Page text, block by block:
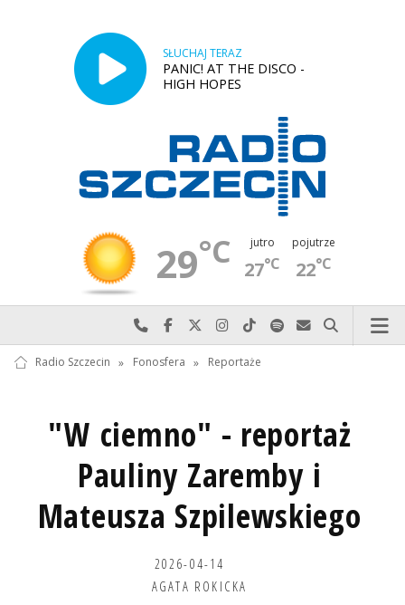
SŁUCHAJ TERAZ
PANIC! AT THE DISCO -
HIGH HOPES
29°C jutro
27°C
pojutrze
22°C
Najlepiej po prostu do nas zadzwoń
Odwiedź nas na Facebook-u
Odwiedź nas na X
Odwiedź nas na Instagram-ie
Odwiedź nas na TikTok-u
Szukaj nas na Spotify
Wyślij do nas
Szukaj
Radio Szczecin » Fonosfera » Reportaże
"W ciemno" - reportaż
Pauliny Zaremby i
Mateusza Szpilewskiego
2026-04-14
AGATA ROKICKA